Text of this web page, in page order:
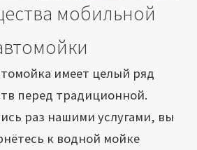
Как это работает
Сотрудничество
мобильной
имеет целый ряд
перед традиционной.
раз нашими услугами, вы
к водной мойке